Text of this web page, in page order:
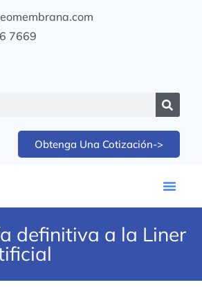
7669
Obtenga Una Cotización->
definitiva a la Liner